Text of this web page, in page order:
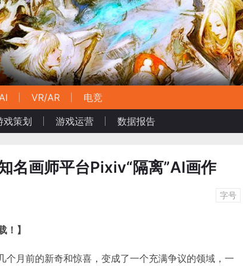
VR/AR
电竞
戏策划 游戏运营 数据报告
名画师平台Pixiv“隔离”AI画作
字号
】
个月前的新奇和惊喜，变成了一个充满争议的领域，一